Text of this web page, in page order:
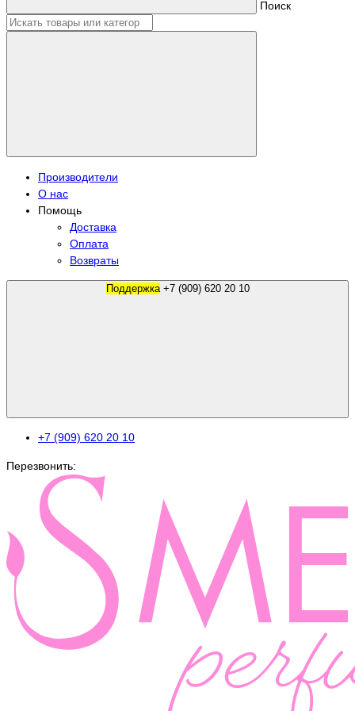
Поиск
Производители
О нас
Помощь
Доставка
Оплата
Возвраты
Поддержка +7 (909) 620 20 10
+7 (909) 620 20 10
Перезвонить: